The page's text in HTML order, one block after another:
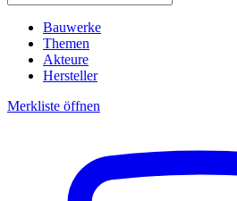
Bauwerke
Themen
Akteure
Hersteller
Merkliste öffnen